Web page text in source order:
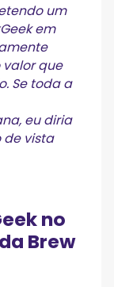
um
em
que
Se toda a
eu diria
de vista
no
Brew